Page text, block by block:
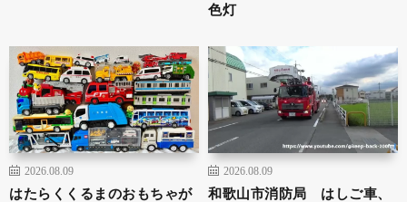
色灯
2026.08.09
はたらくくるまのおもちゃが
2026.08.09
和歌山市消防局 はしご車、